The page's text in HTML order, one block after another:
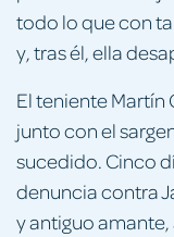
todo lo que con
y, tras él, ella
El teniente Martín
junto con el
sucedido. Cinco
denuncia contra
y antiguo